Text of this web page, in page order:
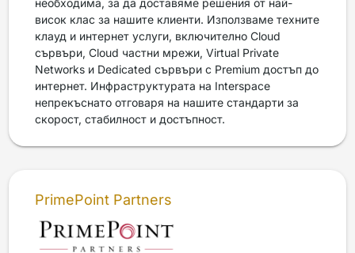
необходима, за да доставяме решения от най-
висок клас за нашите клиенти. Използваме техните
клауд и интернет услуги, включително Cloud
сървъри, Cloud частни мрежи, Virtual Private
Networks и Dedicated сървъри с Premium достъп до
интернет. Инфраструктурата на Interspace
непрекъснато отговаря на нашите стандарти за
скорост, стабилност и достъпност.
PrimePoint Partners